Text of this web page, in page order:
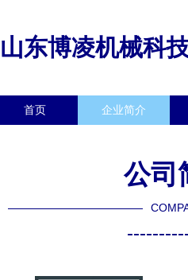
山东博凌机械科
首页 企业简介
公司